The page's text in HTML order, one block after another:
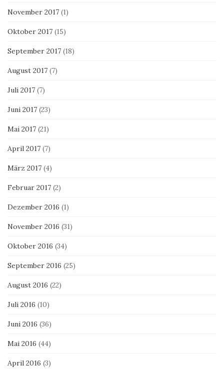
November 2017 (1)
Oktober 2017 (15)
September 2017 (18)
August 2017 (7)
Juli 2017 (7)
Juni 2017 (23)
Mai 2017 (21)
April 2017 (7)
März 2017 (4)
Februar 2017 (2)
Dezember 2016 (1)
November 2016 (31)
Oktober 2016 (34)
September 2016 (25)
August 2016 (22)
Juli 2016 (10)
Juni 2016 (36)
Mai 2016 (44)
April 2016 (3)